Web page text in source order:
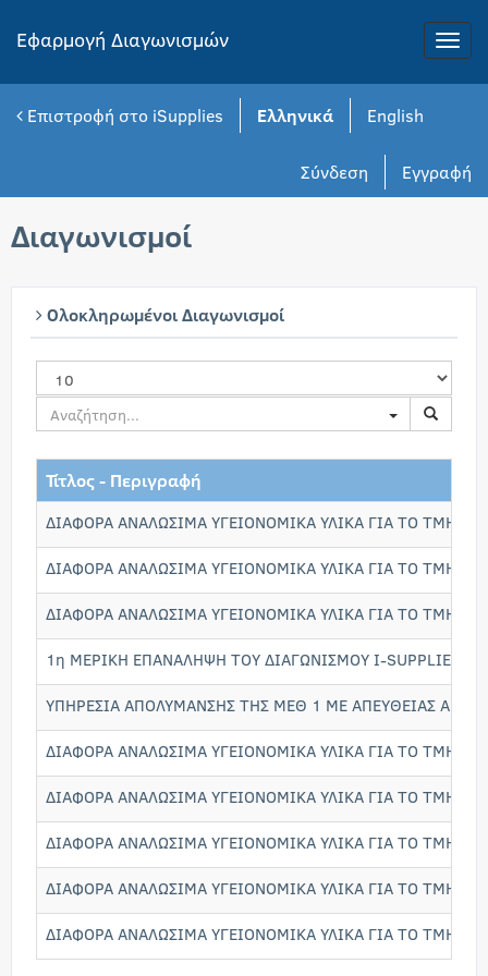
Toggle
Εφαρμογή Διαγωνισμών
Επιστροφή στο iSupplies Ελληνικά English
Εγγραφή
Σύνδεση
Διαγωνισμοί
Ολοκληρωμένοι Διαγωνισμοί
Toggle
Τίτλος - Περιγραφή
ΔΙΑΦΟΡΑ ΑΝΑΛΩΣΙΜΑ ΥΓΕΙΟΝΟΜΙΚΑ ΥΛΙΚΑ ΓΙΑ ΤΟ
ΔΙΑΦΟΡΑ ΑΝΑΛΩΣΙΜΑ ΥΓΕΙΟΝΟΜΙΚΑ ΥΛΙΚΑ ΓΙΑ ΤΟ
ΔΙΑΦΟΡΑ ΑΝΑΛΩΣΙΜΑ ΥΓΕΙΟΝΟΜΙΚΑ ΥΛΙΚΑ ΓΙΑ ΤΟ
1η ΜΕΡΙΚΗ ΕΠΑΝΑΛΗΨΗ ΤΟΥ ΔΙΑΓΩΝΙΣΜΟΥ I-SUPPLIES
ΥΠΗΡΕΣΙΑ ΑΠΟΛΥΜΑΝΣΗΣ ΤΗΣ ΜΕΘ 1 ΜΕ ΑΠΕΥΘΕΙΑΣ
ΔΙΑΦΟΡΑ ΑΝΑΛΩΣΙΜΑ ΥΓΕΙΟΝΟΜΙΚΑ ΥΛΙΚΑ ΓΙΑ ΤΟ
ΔΙΑΦΟΡΑ ΑΝΑΛΩΣΙΜΑ ΥΓΕΙΟΝΟΜΙΚΑ ΥΛΙΚΑ ΓΙΑ ΤΟ
ΔΙΑΦΟΡΑ ΑΝΑΛΩΣΙΜΑ ΥΓΕΙΟΝΟΜΙΚΑ ΥΛΙΚΑ ΓΙΑ ΤΟ
ΔΙΑΦΟΡΑ ΑΝΑΛΩΣΙΜΑ ΥΓΕΙΟΝΟΜΙΚΑ ΥΛΙΚΑ ΓΙΑ ΤΟ
ΔΙΑΦΟΡΑ ΑΝΑΛΩΣΙΜΑ ΥΓΕΙΟΝΟΜΙΚΑ ΥΛΙΚΑ ΓΙΑ ΤΟ